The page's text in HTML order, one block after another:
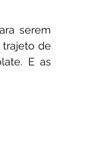
serem
de
E as